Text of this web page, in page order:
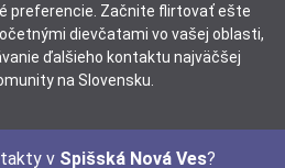
v Spišská Nová Ves?
preferencie. Začnite flirtovať ešte
dievčatami vo vašej oblasti,
ďalšieho kontaktu najväčšej
na Slovensku.